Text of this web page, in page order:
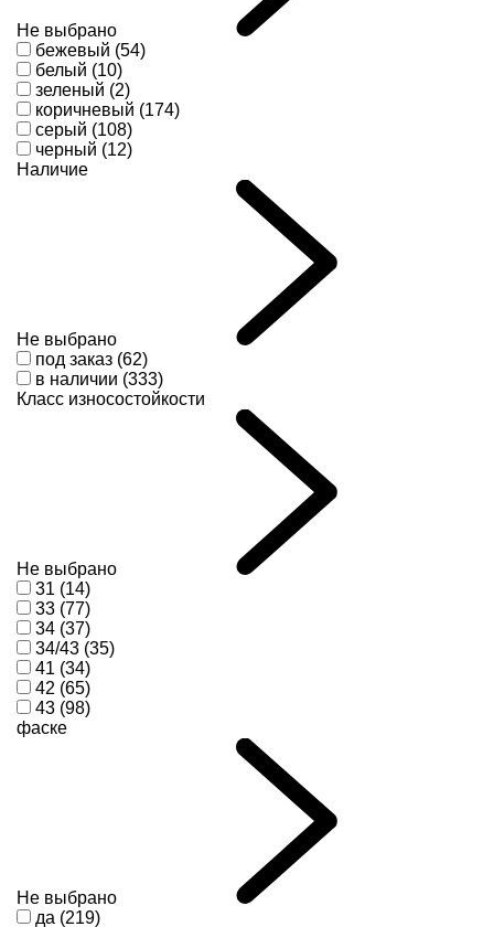
Не выбрано
бежевый (54)
белый (10)
зеленый (2)
коричневый (174)
серый (108)
черный (12)
Наличие
Не выбрано
под заказ (62)
в наличии (333)
Класс износостойкости
Не выбрано
31 (14)
33 (77)
34 (37)
34/43 (35)
41 (34)
42 (65)
43 (98)
фаске
Не выбрано
да (219)